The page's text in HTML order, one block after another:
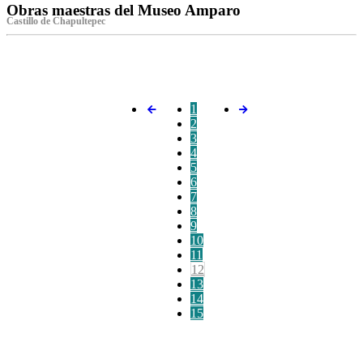
Obras maestras del Museo Amparo
Castillo de Chapultepec
1
2
3
4
5
6
7
8
9
10
11
12
13
14
15